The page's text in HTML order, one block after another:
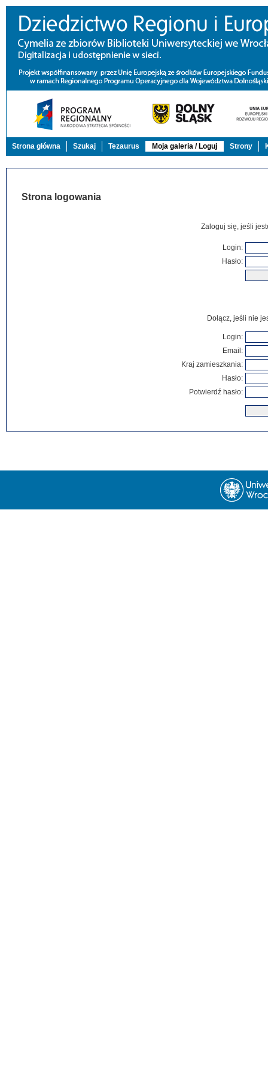
Strona główna Szukaj Tezaurus Moja galeria / Loguj Strony
Strona logowania
Zaloguj się, jeśli
Login:
Hasło:
Dołącz, jeśli nie
Login:
Email:
Kraj zamieszkania:
Hasło:
Potwierdź hasło: